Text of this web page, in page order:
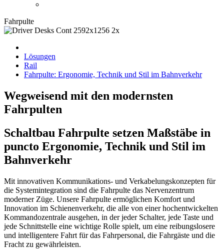
Fahrpulte
Lösungen
Rail
Fahrpulte: Ergonomie, Technik und Stil im Bahnverkehr
Wegweisend mit den modernsten
Fahrpulten
Schaltbau Fahrpulte setzen Maßstäbe in
puncto Ergonomie, Technik und Stil im
Bahnverkehr
Mit innovativen Kommunikations- und Verkabelungskonzepten für
die Systemintegration sind die Fahrpulte das Nervenzentrum
moderner Züge. Unsere Fahrpulte ermöglichen Komfort und
Innovation im Schienenverkehr, die alle von einer hochentwickelten
Kommandozentrale ausgehen, in der jeder Schalter, jede Taste und
jede Schnittstelle eine wichtige Rolle spielt, um eine reibungslosere
und intelligentere Fahrt für das Fahrpersonal, die Fahrgäste und die
Fracht zu gewährleisten.